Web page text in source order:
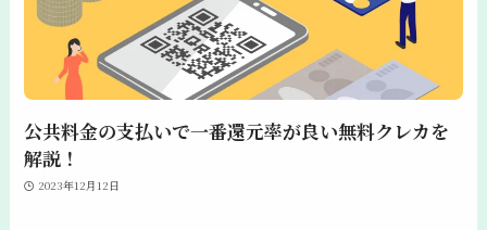
公共料金の支払いで一番還元率が良い無料クレカを
解説！
2023年12月12日